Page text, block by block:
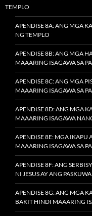
TEMPLO
APENDISE 8A: ANG MGA
NG TEMPLO
APENDISE 8B: ANG MGA
MAAARING ISAGAWA SA
APENDISE 8C: ANG MGA
MAAARING ISAGAWA SA
APENDISE 8D: ANG MGA
MAAARING ISAGAWA
APENDISE 8E: MGA
MAAARING ISAGAWA SA
APENDISE 8F: ANG
NI JESUS AY ANG PASKUWA
APENDISE 8G: ANG MGA
BAKIT HINDI MAAARING